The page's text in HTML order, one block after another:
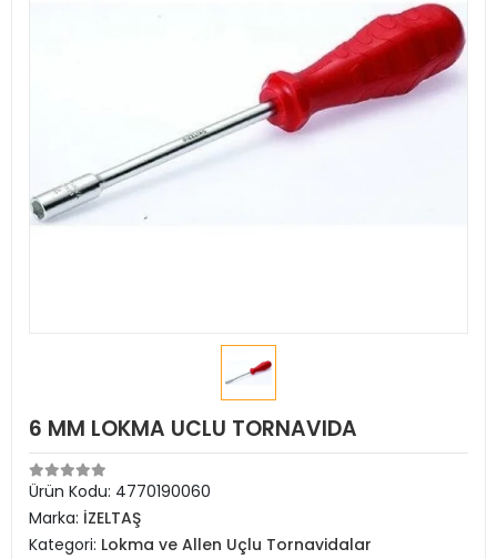
6 MM LOKMA UCLU TORNAVIDA
Ürün Kodu: 4770190060
Marka: İZELTAŞ
Kategori: Lokma ve Allen Uçlu Tornavidalar